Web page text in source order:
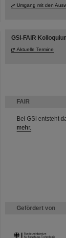
FAIR
Bei GSI entsteht
mehr.
Gefördert von
HMWK
Umgang mit den
GSI-FAIR
Aktuelle Termine